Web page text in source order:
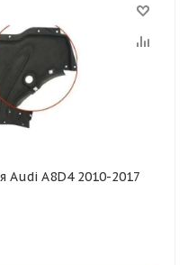
Audi A8D4 2010-2017